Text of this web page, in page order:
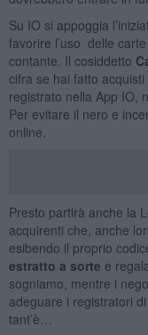
Su IO si appoggia
favorire l’uso delle
contante. Il cosiddetto
cifra se hai fatto
registrato nella App IO,
Per evitare il nero e
online.
Presto partirà anche la
acquirenti che, anche
esibendo il proprio
estratto a sorte e
sogniamo, mentre i
adeguare i registratori di
tant’è…